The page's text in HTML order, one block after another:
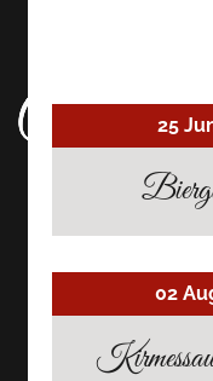
25
02